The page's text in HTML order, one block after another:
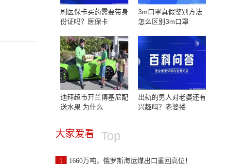
刷医保卡买药需要带身
份证吗？医保卡
3m口罩真假鉴别方法
怎么区别3m口罩
迪拜超市开兰博基尼配
送水果 为什么
出轨的男人对老婆还有
兴趣吗？老婆搂
大家爱看 Top
1 1660万吨，俄罗斯海运煤出口重回高位！